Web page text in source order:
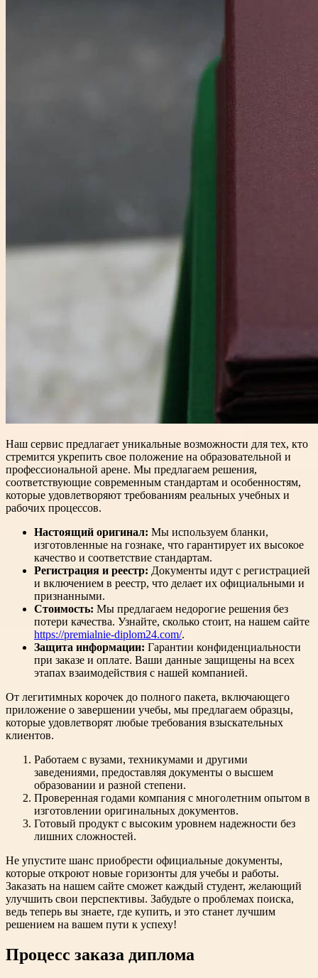
Наш сервис предлагает уникальные возможности для тех, кто
стремится укрепить свое положение на образовательной и
профессиональной арене. Мы предлагаем решения,
соответствующие современным стандартам и особенностям,
которые удовлетворяют требованиям реальных учебных и
рабочих процессов.
Настоящий оригинал: Мы используем бланки,
изготовленные на гознаке, что гарантирует их высокое
качество и соответствие стандартам.
Регистрация и реестр: Документы идут с регистрацией
и включением в реестр, что делает их официальными и
признанными.
Стоимость: Мы предлагаем недорогие решения без
потери качества. Узнайте, сколько стоит, на нашем сайте
https://premialnie-diplom24.com/.
Защита информации: Гарантии конфиденциальности
при заказе и оплате. Ваши данные защищены на всех
этапах взаимодействия с нашей компанией.
От легитимных корочек до полного пакета, включающего
приложение о завершении учебы, мы предлагаем образцы,
которые удовлетворят любые требования взыскательных
клиентов.
Работаем с вузами, техникумами и другими
заведениями, предоставляя документы о высшем
образовании и разной степени.
Проверенная годами компания с многолетним опытом в
изготовлении оригинальных документов.
Готовый продукт с высоким уровнем надежности без
лишних сложностей.
Не упустите шанс приобрести официальные документы,
которые откроют новые горизонты для учебы и работы.
Заказать на нашем сайте сможет каждый студент, желающий
улучшить свои перспективы. Забудьте о проблемах поиска,
ведь теперь вы знаете, где купить, и это станет лучшим
решением на вашем пути к успеху!
Процесс заказа диплома